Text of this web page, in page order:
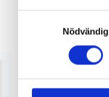
Nödvändig